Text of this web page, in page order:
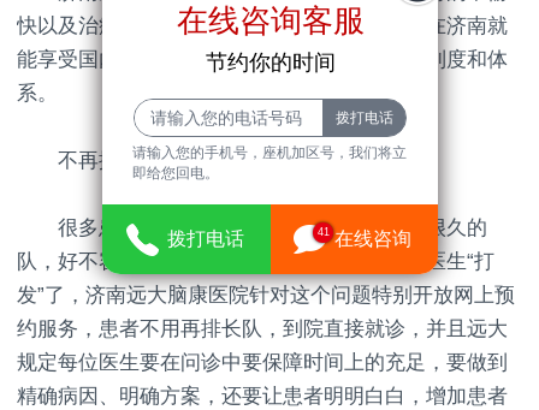
快以及治疗有误、不彻底等情况，也为了患者在济南就
能享受国内优质诊疗服务，特别定制了一系列制度和体
系。
不再排队几小时，问诊两分钟
很多患者都有这样的感受——到医院排了很久的
队，好不容易到自己问诊，结果两三分钟就被医生“打
发”了，济南远大脑康医院针对这个问题特别开放网上预
约服务，患者不用再排长队，到院直接就诊，并且远大
规定每位医生要在问诊中要保障时间上的充足，要做到
精确病因、明确方案，还要让患者明明白白，增加患者
在线咨询客服
节约你的时间
请输入您的手机号，座机加区号，我们将立
即给您回电。
拨打电话 41 在线咨询